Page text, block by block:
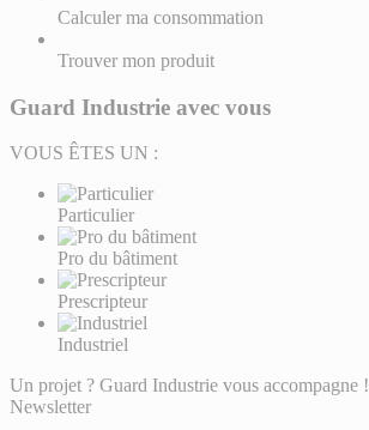
Calculer ma consommation
Trouver mon produit
Guard Industrie avec vous
VOUS ÊTES UN :
Particulier
Pro du bâtiment
Prescripteur
Industriel
Un projet ? Guard Industrie vous accompagne !
Newsletter